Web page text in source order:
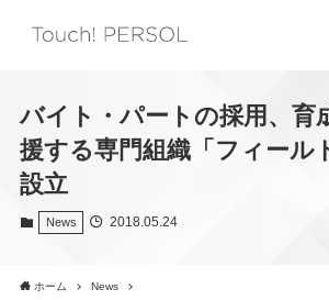
バイト・パートの採用、育
援する専門組織「フィール
設立
News 2018.05.24
ホーム News